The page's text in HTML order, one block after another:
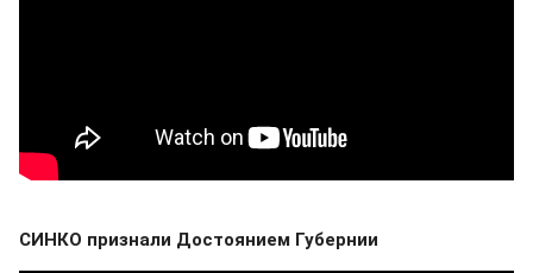
СИНКО признали Достоянием Губернии